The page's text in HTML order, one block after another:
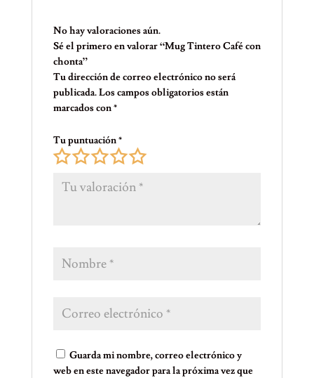
No hay valoraciones aún.
Sé el primero en valorar “Mug Tintero Café con
chonta”
Tu dirección de correo electrónico no será
publicada.Los campos obligatorios están
marcados con*
Tu puntuación*
Guarda mi nombre, correo electrónico y
web en este navegador para la próxima vez que